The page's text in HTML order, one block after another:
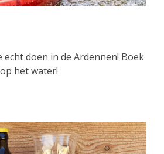
echt doen in de Ardennen! Boek
het water!